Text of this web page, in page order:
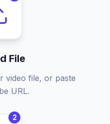
File
video file, or paste
URL.
2